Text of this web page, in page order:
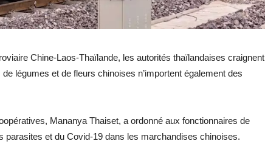
Chine-Laos-Thaïlande, les autorités thaïlandaises craignent
légumes et de fleurs chinoises n’importent également des
Mananya Thaiset, a ordonné aux fonctionnaires de
parasites et du Covid-19 dans les marchandises chinoises.